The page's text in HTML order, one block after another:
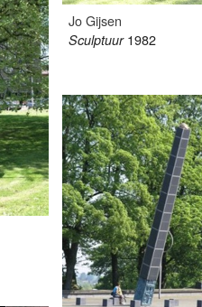
Jo Gijsen
Sculptuur 1982